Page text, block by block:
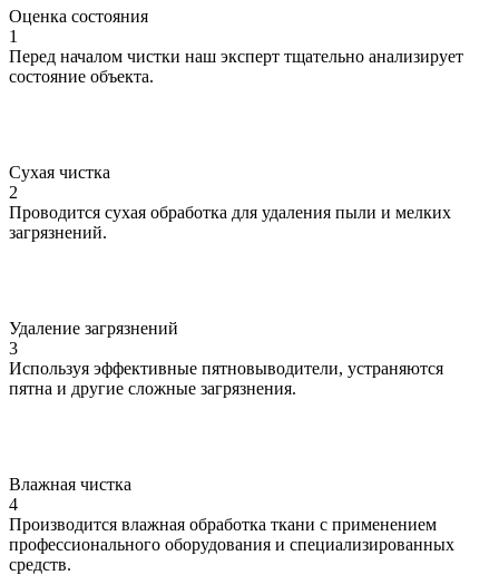
Оценка состояния
1
Перед началом чистки наш эксперт тщательно анализирует
состояние объекта.
Сухая чистка
2
Проводится сухая обработка для удаления пыли и мелких
загрязнений.
Удаление загрязнений
3
Используя эффективные пятновыводители, устраняются
пятна и другие сложные загрязнения.
Влажная чистка
4
Производится влажная обработка ткани с применением
профессионального оборудования и специализированных
средств.